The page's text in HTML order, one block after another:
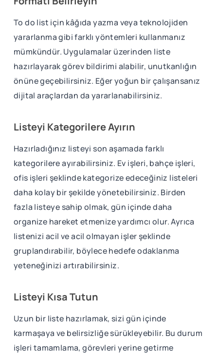
To do list için kâğıda yazma veya teknolojiden
yararlanma gibi farklı yöntemleri kullanmanız
mümkündür. Uygulamalar üzerinden liste
hazırlayarak görev bildirimi alabilir, unutkanlığın
önüne geçebilirsiniz. Eğer yoğun bir çalışansanız
dijital araçlardan da yararlanabilirsiniz.
Listeyi Kategorilere Ayırın
Hazırladığınız listeyi son aşamada farklı
kategorilere ayırabilirsiniz. Ev işleri, bahçe işleri,
ofis işleri şeklinde kategorize edeceğiniz listeleri
daha kolay bir şekilde yönetebilirsiniz. Birden
fazla listeye sahip olmak, gün içinde daha
organize hareket etmenize yardımcı olur. Ayrıca
listenizi acil ve acil olmayan işler şeklinde
gruplandırabilir, böylece hedefe odaklanma
yeteneğinizi artırabilirsiniz.
Listeyi Kısa Tutun
Uzun bir liste hazırlamak, sizi gün içinde
karmaşaya ve belirsizliğe sürükleyebilir. Bu durum
işleri tamamlama, görevleri yerine getirme